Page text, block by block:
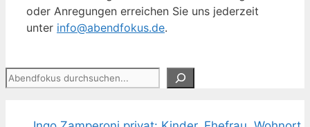
oder Anregungen erreichen Sie uns jederzeit
unter info@abendfokus.de.
Suchen